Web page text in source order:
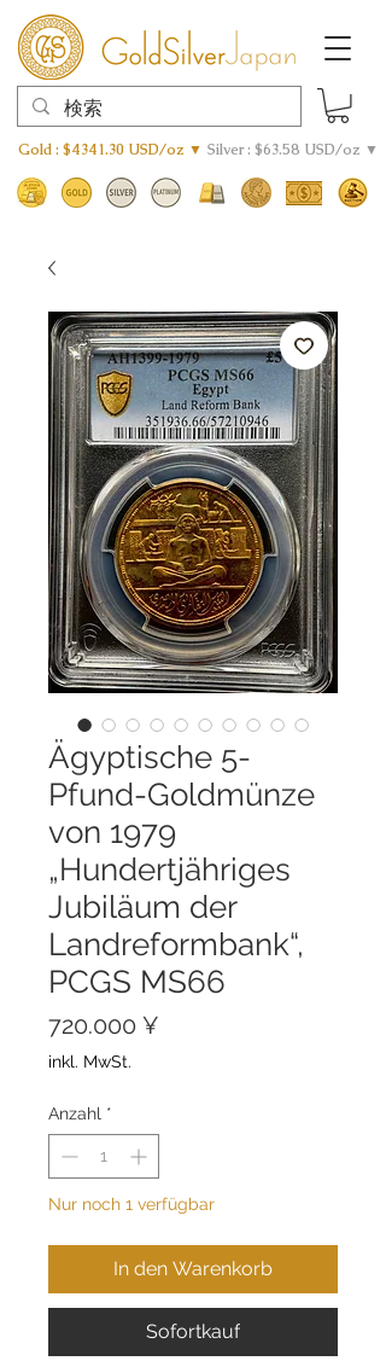
Gold : $4341.30 USD/oz ▼ Silver : $63.58 USD/oz ▼
Ägyptische 5-
Pfund-Goldmünze
von 1979
„Hundertjähriges
Jubiläum der
Landreformbank“,
PCGS MS66
720.000 ¥
inkl. MwSt.
Anzahl *
Nur noch 1 verfügbar
In den Warenkorb
Sofortkauf